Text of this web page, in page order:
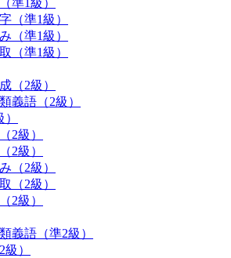
（準1級）
（準1級）
（準1級）
（2級）
義語（2級）
2級）
2級）
（2級）
（2級）
2級）
義語（準2級）
）